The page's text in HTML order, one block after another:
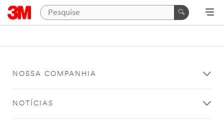
NOSSA COMPANHIA
NOTÍCIAS